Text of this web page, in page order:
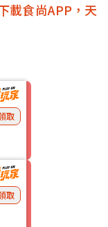
載食尚APP，天
取
取